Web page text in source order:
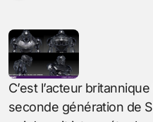
C’est l’acteur
seconde génération de